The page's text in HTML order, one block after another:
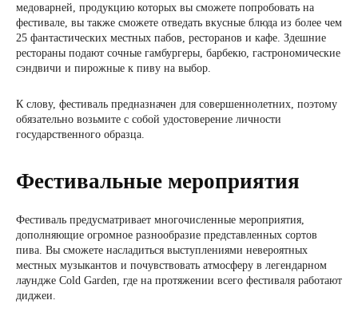
медоварней, продукцию которых вы сможете попробовать на
фестивале, вы также сможете отведать вкусные блюда из более чем
25 фантастических местных пабов, ресторанов и кафе. Здешние
рестораны подают сочные гамбургеры, барбекю, гастрономические
сэндвичи и пирожные к пиву на выбор.
К слову, фестиваль предназначен для совершеннолетних, поэтому
обязательно возьмите с собой удостоверение личности
государственного образца.
Фестивальные мероприятия
Фестиваль предусматривает многочисленные мероприятия,
дополняющие огромное разнообразие представленных сортов
пива. Вы сможете насладиться выступлениями невероятных
местных музыкантов и почувствовать атмосферу в легендарном
лаундже Cold Garden, где на протяжении всего фестиваля работают
диджеи.